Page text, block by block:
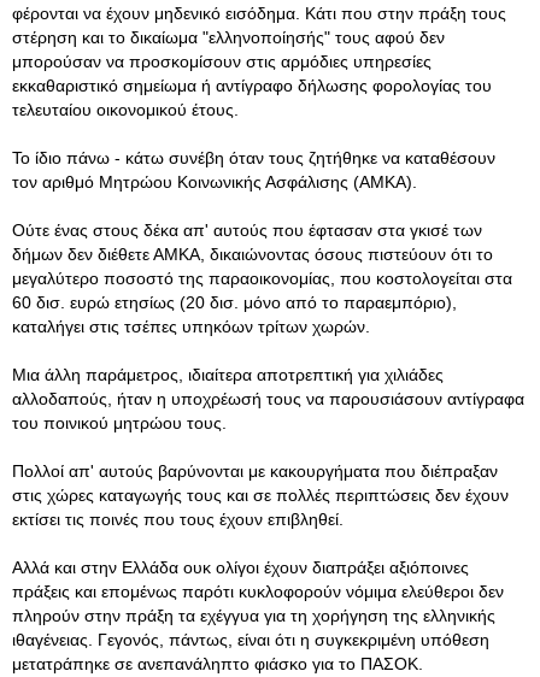
φέρονται να έχουν μηδενικό εισόδημα. Κάτι που στην πράξη τους
στέρηση και το δικαίωμα "ελληνοποίησής" τους αφού δεν
μπορούσαν να προσκομίσουν στις αρμόδιες υπηρεσίες
εκκαθαριστικό σημείωμα ή αντίγραφο δήλωσης φορολογίας του
τελευταίου οικονομικού έτους.
Το ίδιο πάνω - κάτω συνέβη όταν τους ζητήθηκε να καταθέσουν
τον αριθμό Μητρώου Κοινωνικής Ασφάλισης (ΑΜΚΑ).
Ούτε ένας στους δέκα απ' αυτούς που έφτασαν στα γκισέ των
δήμων δεν διέθετε ΑΜΚΑ, δικαιώνοντας όσους πιστεύουν ότι το
μεγαλύτερο ποσοστό της παραοικονομίας, που κοστολογείται στα
60 δισ. ευρώ ετησίως (20 δισ. μόνο από το παραεμπόριο),
καταλήγει στις τσέπες υπηκόων τρίτων χωρών.
Μια άλλη παράμετρος, ιδιαίτερα αποτρεπτική για χιλιάδες
αλλοδαπούς, ήταν η υποχρέωσή τους να παρουσιάσουν αντίγραφα
του ποινικού μητρώου τους.
Πολλοί απ' αυτούς βαρύνονται με κακουργήματα που διέπραξαν
στις χώρες καταγωγής τους και σε πολλές περιπτώσεις δεν έχουν
εκτίσει τις ποινές που τους έχουν επιβληθεί.
Αλλά και στην Ελλάδα ουκ ολίγοι έχουν διαπράξει αξιόποινες
πράξεις και επομένως παρότι κυκλοφορούν νόμιμα ελεύθεροι δεν
πληρούν στην πράξη τα εχέγγυα για τη χορήγηση της ελληνικής
ιθαγένειας. Γεγονός, πάντως, είναι ότι η συγκεκριμένη υπόθεση
μετατράπηκε σε ανεπανάληπτο φιάσκο για το ΠΑΣΟΚ.